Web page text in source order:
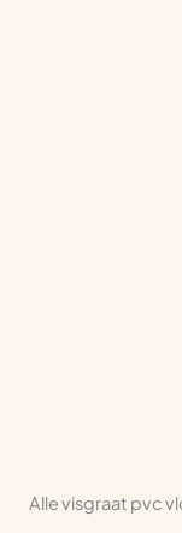
Alle visgraat pvc